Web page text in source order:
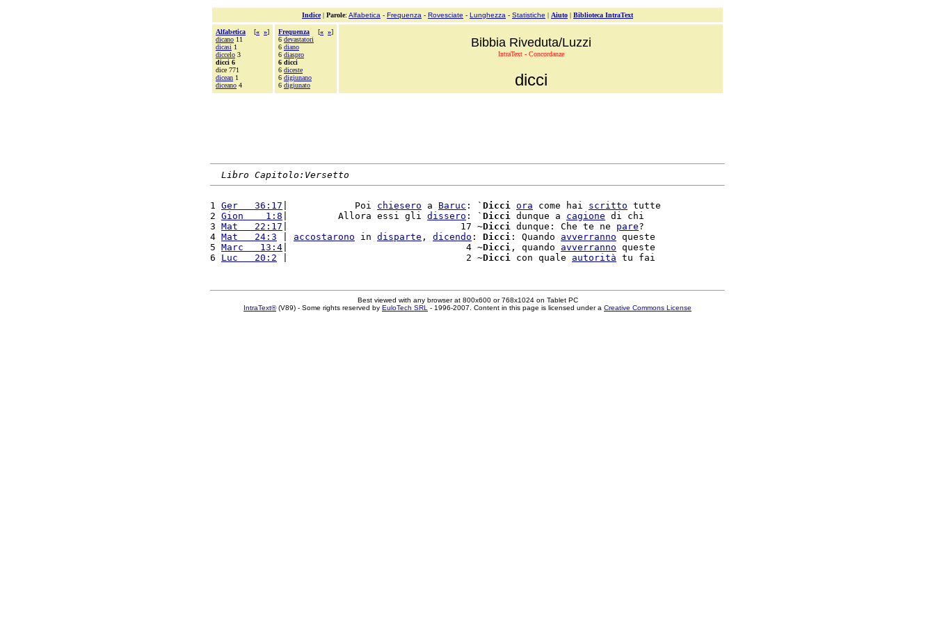
Indice| Parole: Alfabetica - Frequenza - Rovesciate - Lunghezza - Statistiche | Aiuto | Biblioteca IntraText
Alfabetica [« »]
dicano 11
dicasi 1
diccelo 3
dicci 6
dice 771
dicean 1
diceano 4
Frequenza [« »]
6 devastatori
6 diano
6 diaspro
6 dicci
6 diceste
6 digiunano
6 digiunato
Bibbia Riveduta/Luzzi
IntraText - Concordanze
dicci
Libro Capitolo:Versetto
1 Ger   36:17 |            Poi chiesero a Baruc : ` Dicci ora come hai scritto tutte
2 Gion    1:8 |         Allora essi gli dissero : ` Dicci dunque a cagione di chi
3 Mat   22:17 |                               17 ~Dicci dunque: Che te ne pare?
4 Mat   24:3 accostarono in disparte , dicendo : Dicci : Quando avverranno queste
5 Marc   13:4 |                                4 ~Dicci , quando avverranno queste
6 Luc   20:2 |                                2 ~Dicci con quale autorità
Best viewed with any browser at 800x600 or 768x1024 on Tablet PC
IntraText®(V89) - Some rights reserved by EuloTech SRL - 1996-2007. Content in this page is licensed under a Creative Commons License